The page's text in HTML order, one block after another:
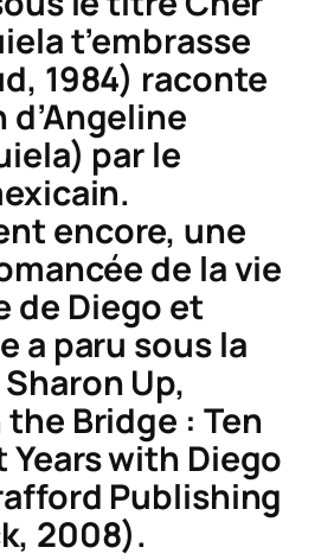
t’embrasse
1984) raconte
d’Angeline
par le
encore, une
de la vie
de Diego et
a paru sous la
Up,
Bridge : Ten
with Diego
Publishing
2008).